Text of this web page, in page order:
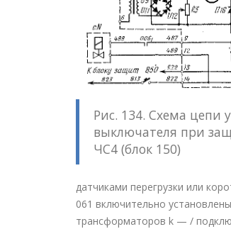
Рис. 134. Схема цепи
выключателя при
ЧС4 (блок 150)
датчиками перегрузки или
061 включительно
трансформаторов k — /